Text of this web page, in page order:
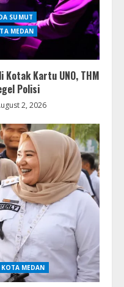
SUMUT
MEDAN
Kotak Kartu UNO, THM
Polisi
2, 2026
MEDAN